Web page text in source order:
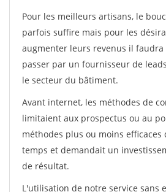
Pour les meilleurs artisans, le
parfois suffire mais pour les
augmenter leurs revenus il
passer par un fournisseur de
le secteur du bâtiment.
Avant internet, les méthodes de
limitaient aux prospectus ou au
méthodes plus ou moins
temps et demandait un
de résultat.
L'utilisation de notre service sans